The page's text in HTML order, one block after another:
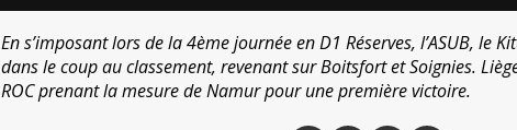
En s’imposant lors de la 4ème journée en D1 Réserves, l’ASUB, le
dans le coup au classement, revenant sur Boitsfort et Soignies.
ROC prenant la mesure de Namur pour une première victoire.